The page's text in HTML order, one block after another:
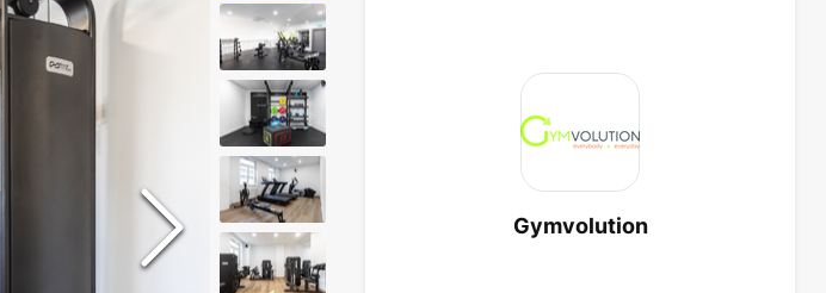
Gymvolution